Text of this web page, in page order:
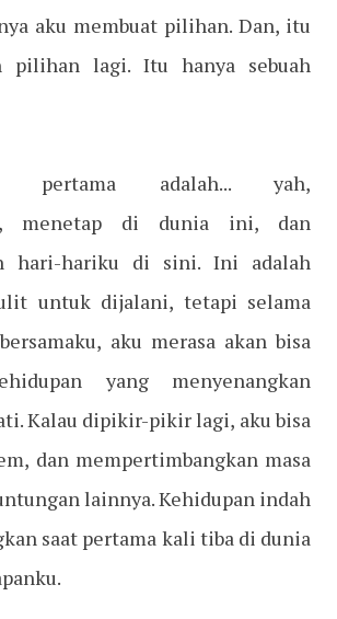
aku membuat pilihan. Dan, itu
pilihan lagi. Itu hanya sebuah
pertama adalah... yah,
menetap di dunia ini, dan
hari-hariku di sini. Ini adalah
untuk dijalani, tetapi selama
aku merasa akan bisa
yang menyenangkan
Kalau dipikir-pikir lagi, aku bisa
dan mempertimbangkan masa
lainnya. Kehidupan indah
saat pertama kali tiba di dunia